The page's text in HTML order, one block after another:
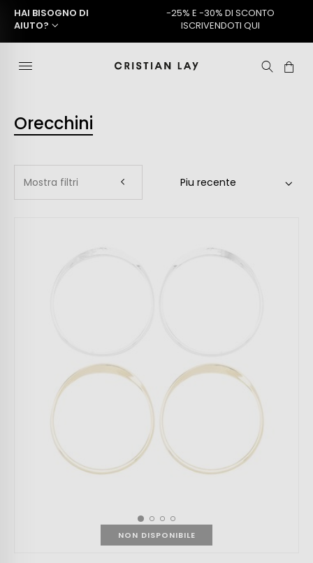
HAI BISOGNO DI
AIUTO?
-25% E -30% DI SCONTO
ISCRIVENDOTI QUI
Orecchini
Mostra filtri
NON DISPONIBILE